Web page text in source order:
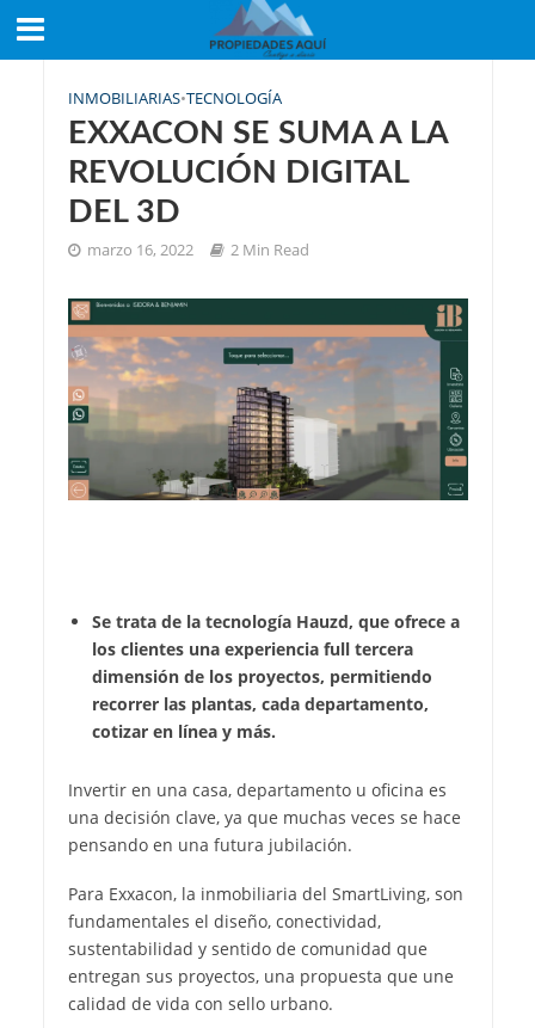
INMOBILIARIAS•TECNOLOGÍA
EXXACON SE SUMA A LA
REVOLUCIÓN DIGITAL
DEL 3D
marzo 16, 2022 2 Min Read
Se trata de la tecnología Hauzd, que ofrece a
los clientes una experiencia full tercera
dimensión de los proyectos, permitiendo
recorrer las plantas, cada departamento,
cotizar en línea y más.
Invertir en una casa, departamento u oficina es
una decisión clave, ya que muchas veces se hace
pensando en una futura jubilación.
Para Exxacon, la inmobiliaria del SmartLiving, son
fundamentales el diseño, conectividad,
sustentabilidad y sentido de comunidad que
entregan sus proyectos, una propuesta que une
calidad de vida con sello urbano.